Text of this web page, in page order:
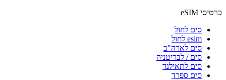
כרטיסי eSIM
סים לחול
esim לחול
סים לארה"ב
סים / לבריטניה
סים לתאילנד
סים ספרד